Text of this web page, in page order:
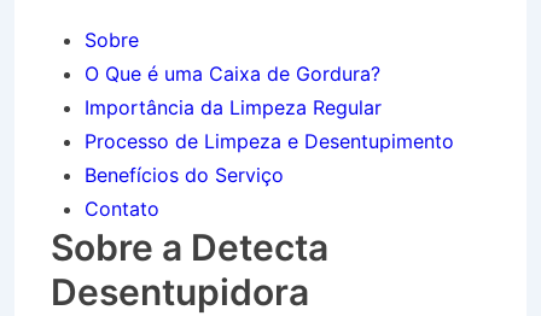
Sobre
O Que é uma Caixa de Gordura?
Importância da Limpeza Regular
Processo de Limpeza e Desentupimento
Benefícios do Serviço
Contato
Sobre a Detecta
Desentupidora